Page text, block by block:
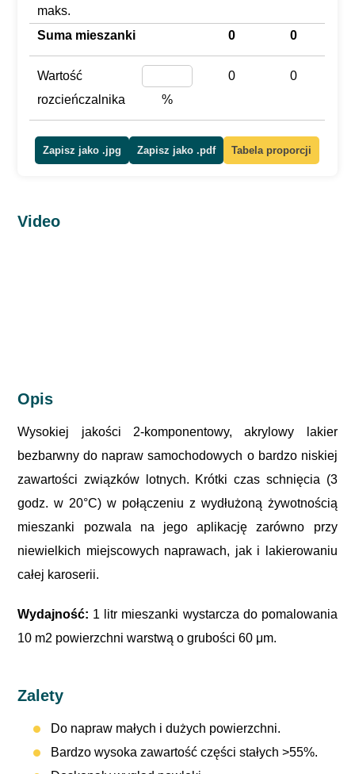
maks.
Suma mieszanki 0 0
Wartość
rozcieńczalnika
%
0 0
Zapisz jako .jpg Zapisz jako .pdf Tabela proporcji
Video
Opis
Wysokiej jakości 2-komponentowy, akrylowy lakier
bezbarwny do napraw samochodowych o bardzo niskiej
zawartości związków lotnych. Krótki czas schnięcia (3
godz. w 20°C) w połączeniu z wydłużoną żywotnością
mieszanki pozwala na jego aplikację zarówno przy
niewielkich miejscowych naprawach, jak i lakierowaniu
całej karoserii.
Wydajność: 1 litr mieszanki wystarcza do pomalowania
10 m2 powierzchni warstwą o grubości 60 μm.
Zalety
Do napraw małych i dużych powierzchni.
Bardzo wysoka zawartość części stałych >55%.